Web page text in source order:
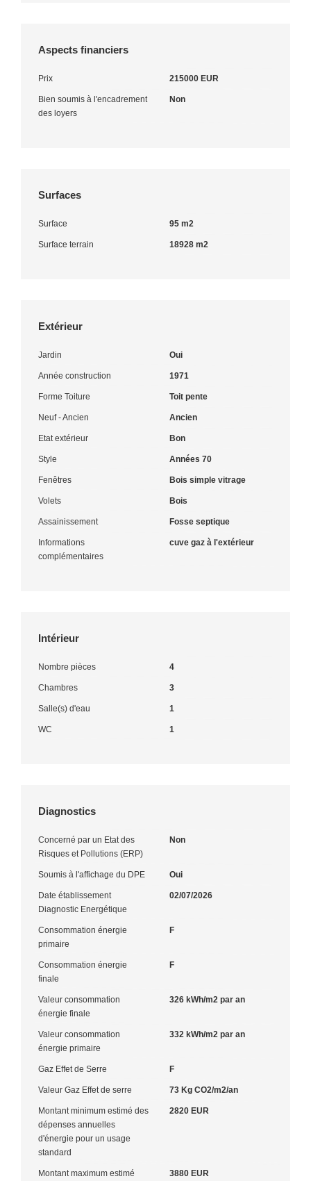
Aspects financiers
Prix 215000 EUR
Bien soumis à l'encadrement
des loyers
Non
Surfaces
Surface 95 m2
Surface terrain 18928 m2
Extérieur
Jardin Oui
Année construction 1971
Forme Toiture Toit pente
Neuf - Ancien Ancien
Etat extérieur Bon
Style Années 70
Fenêtres Bois simple vitrage
Volets Bois
Assainissement Fosse septique
Informations
complémentaires
cuve gaz à l'extérieur
Intérieur
Nombre pièces 4
Chambres 3
Salle(s) d'eau 1
WC 1
Diagnostics
Concerné par un Etat des
Risques et Pollutions (ERP)
Non
Soumis à l'affichage du DPE Oui
Date établissement
Diagnostic Energétique
02/07/2026
Consommation énergie
primaire
F
Consommation énergie
finale
F
Valeur consommation
énergie finale
326 kWh/m2 par an
Valeur consommation
énergie primaire
332 kWh/m2 par an
Gaz Effet de Serre F
Valeur Gaz Effet de serre 73 Kg CO2/m2/an
Montant minimum estimé des
dépenses annuelles
d'énergie pour un usage
standard
2820 EUR
Montant maximum estimé
3880 EUR